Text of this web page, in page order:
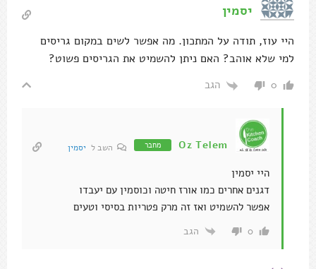
יסמין
היי עוז, תודה על המתכון. מה אפשר לשים במקום גריסים
למי שלא אוהב? האם ניתן להשמיט את הגריסים פשוט?
0 הגב
Oz Telem מחבר השב ל יסמין
היי יסמין
דגנים אחרים כמו אורז חיטה וכוסמין עם יעבדו
אפשר להשמיט ואז זה מרק פטריות בסיסי וטעים
0 הגב